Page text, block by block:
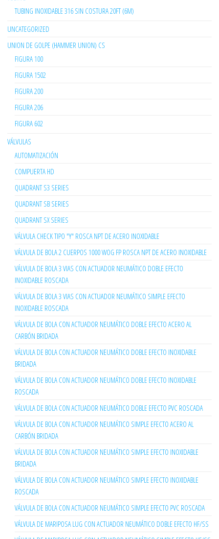
TUBING INOXIDABLE 316 SIN COSTURA 20FT (6M)
UNCATEGORIZED
UNION DE GOLPE (HAMMER UNION) CS
FIGURA 100
FIGURA 1502
FIGURA 200
FIGURA 206
FIGURA 602
VÁLVULAS
AUTOMATIZACIÓN
COMPUERTA HD
QUADRANT S3 SERIES
QUADRANT SB SERIES
QUADRANT SX SERIES
VÁLVULA CHECK TIPO "Y" ROSCA NPT DE ACERO INOXIDABLE
VÁLVULA DE BOLA 2 CUERPOS 1000 WOG FP ROSCA NPT DE ACERO INOXIDABLE
VÁLVULA DE BOLA 3 VIAS CON ACTUADOR NEUMÁTICO DOBLE EFECTO
INOXIDABLE ROSCADA
VÁLVULA DE BOLA 3 VIAS CON ACTUADOR NEUMÁTICO SIMPLE EFECTO
INOXIDABLE ROSCADA
VÁLVULA DE BOLA CON ACTUADOR NEUMÁTICO DOBLE EFECTO ACERO AL
CARBÓN BRIDADA
VÁLVULA DE BOLA CON ACTUADOR NEUMÁTICO DOBLE EFECTO INOXIDABLE
BRIDADA
VÁLVULA DE BOLA CON ACTUADOR NEUMÁTICO DOBLE EFECTO INOXIDABLE
ROSCADA
VÁLVULA DE BOLA CON ACTUADOR NEUMÁTICO DOBLE EFECTO PVC ROSCADA
VÁLVULA DE BOLA CON ACTUADOR NEUMÁTICO SIMPLE EFECTO ACERO AL
CARBÓN BRIDADA
VÁLVULA DE BOLA CON ACTUADOR NEUMÁTICO SIMPLE EFECTO INOXIDABLE
BRIDADA
VÁLVULA DE BOLA CON ACTUADOR NEUMÁTICO SIMPLE EFECTO INOXIDABLE
ROSCADA
VÁLVULA DE BOLA CON ACTUADOR NEUMÁTICO SIMPLE EFECTO PVC ROSCADA
VÁLVULA DE MARIPOSA LUG CON ACTUADOR NEUMÁTICO DOBLE EFECTO HF/SS